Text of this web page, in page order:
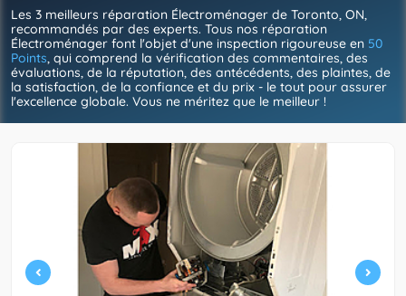
Les 3 meilleurs réparation Électroménager de Toronto, ON,
recommandés par des experts. Tous nos réparation
Électroménager font l'objet d'une inspection rigoureuse en 50
Points, qui comprend la vérification des commentaires, des
évaluations, de la réputation, des antécédents, des plaintes, de
la satisfaction, de la confiance et du prix - le tout pour assurer
l'excellence globale. Vous ne méritez que le meilleur !